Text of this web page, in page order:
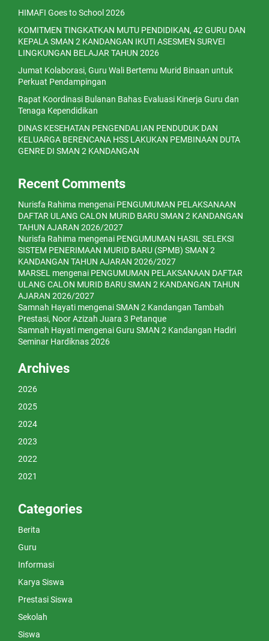
HIMAFI Goes to School 2026
KOMITMEN TINGKATKAN MUTU PENDIDIKAN, 42 GURU DAN
KEPALA SMAN 2 KANDANGAN IKUTI ASESMEN SURVEI
LINGKUNGAN BELAJAR TAHUN 2026
Jumat Kolaborasi, Guru Wali Bertemu Murid Binaan untuk
Perkuat Pendampingan
Rapat Koordinasi Bulanan Bahas Evaluasi Kinerja Guru dan
Tenaga Kependidikan
DINAS KESEHATAN PENGENDALIAN PENDUDUK DAN
KELUARGA BERENCANA HSS LAKUKAN PEMBINAAN DUTA
GENRE DI SMAN 2 KANDANGAN
Recent Comments
Nurisfa Rahima mengenai PENGUMUMAN PELAKSANAAN
DAFTAR ULANG CALON MURID BARU SMAN 2 KANDANGAN
TAHUN AJARAN 2026/2027
Nurisfa Rahima mengenai PENGUMUMAN HASIL SELEKSI
SISTEM PENERIMAAN MURID BARU (SPMB) SMAN 2
KANDANGAN TAHUN AJARAN 2026/2027
MARSEL mengenai PENGUMUMAN PELAKSANAAN DAFTAR
ULANG CALON MURID BARU SMAN 2 KANDANGAN TAHUN
AJARAN 2026/2027
Samnah Hayati mengenaiSMAN 2 Kandangan Tambah
Prestasi, Noor Azizah Juara 3 Petanque
Samnah Hayati mengenaiGuru SMAN 2 Kandangan Hadiri
Seminar Hardiknas 2026
Archives
2026
2025
2024
2023
2022
2021
Categories
Berita
Guru
Informasi
Karya Siswa
Prestasi Siswa
Sekolah
Siswa